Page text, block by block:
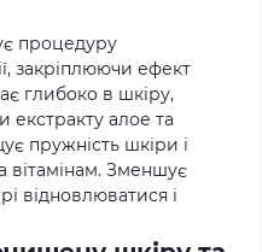
процедуру
закріплюючи ефект
глибоко в шкіру,
екстракту алое та
пружність шкіри і
вітамінам. Зменшує
відновлюватися і